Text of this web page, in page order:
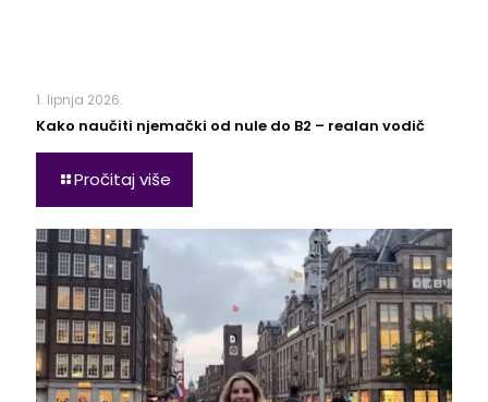
1. lipnja 2026.
Kako naučiti njemački od nule do B2 – realan vodič
Pročitaj više